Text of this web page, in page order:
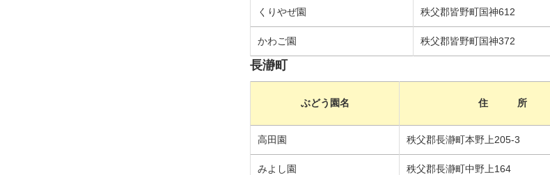
くりやぜ園 秩父郡皆野町国神612
かわご園 秩父郡皆野町国神372
長瀞町
ぶどう園名 住 所
高田園 秩父郡長瀞町本野上205-3
みよし園 秩父郡長瀞町中野上164